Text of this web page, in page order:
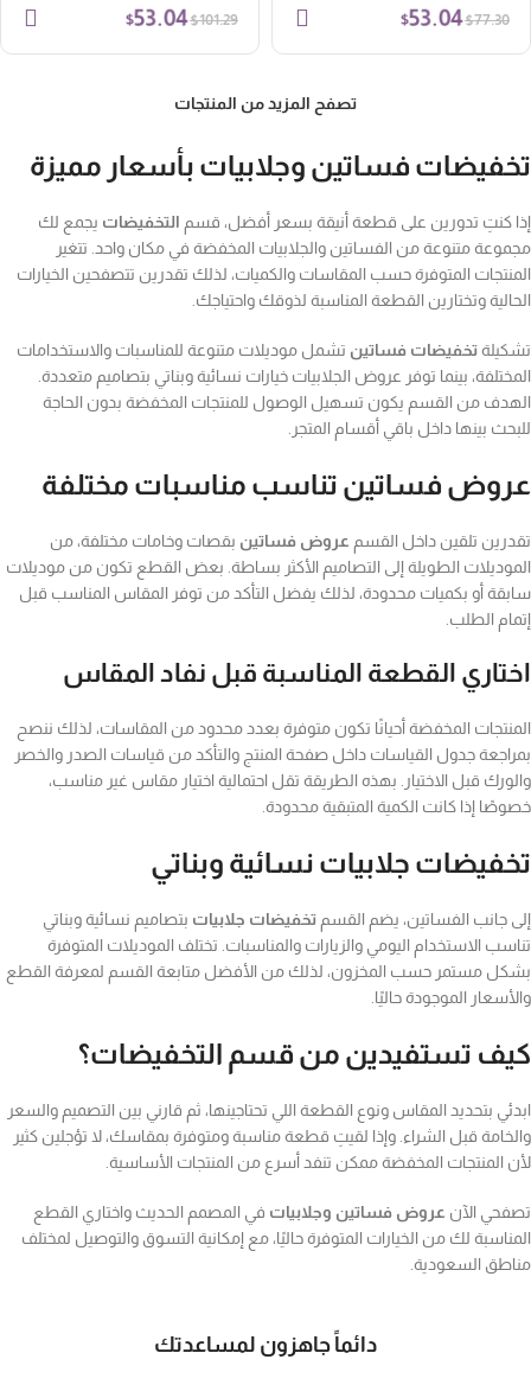
$77.30
$53.04
$101.29
$53.04
تصفح المزيد من المنتجات
فساتين وجلابيات بأسعار مميزة
كنتِ تدورين على قطعة أنيقة بسعر أفضل، قسمالتخفيضاتيجمع لك
متنوعة من الفساتين والجلابيات المخفضة في مكان واحد. تتغير
المتوفرة حسب المقاسات والكميات، لذلك تقدرين تتصفحين الخيارات
وتختارين القطعة المناسبة لذوقك واحتياجك.
تخفيضات فساتينتشمل موديلات متنوعة للمناسبات والاستخدامات
بينما توفر عروض الجلابيات خيارات نسائية وبناتي بتصاميم متعددة.
من القسم يكون تسهيل الوصول للمنتجات المخفضة بدون الحاجة
بينها داخل باقي أقسام المتجر.
فساتين تناسب مناسبات مختلفة
تلقين داخل القسمعروض فساتينبقصات وخامات مختلفة، من
الطويلة إلى التصاميم الأكثر بساطة. بعض القطع تكون من موديلات
أو بكميات محدودة، لذلك يفضل التأكد من توفر المقاس المناسب قبل
الطلب.
القطعة المناسبة قبل نفاد المقاس
المخفضة أحيانًا تكون متوفرة بعدد محدود من المقاسات، لذلك ننصح
جدول القياسات داخل صفحة المنتج والتأكد من قياسات الصدر والخصر
قبل الاختيار. بهذه الطريقة تقل احتمالية اختيار مقاس غير مناسب،
إذا كانت الكمية المتبقية محدودة.
جلابيات نسائية وبناتي
جانب الفساتين، يضم القسمتخفيضات جلابياتبتصاميم نسائية وبناتي
الاستخدام اليومي والزيارات والمناسبات. تختلف الموديلات المتوفرة
مستمر حسب المخزون، لذلك من الأفضل متابعة القسم لمعرفة القطع
الموجودة حاليًا.
تستفيدين من قسم التخفيضات؟
بتحديد المقاس ونوع القطعة اللي تحتاجينها، ثم قارني بين التصميم والسعر
قبل الشراء. وإذا لقيتِ قطعة مناسبة ومتوفرة بمقاسك، لا تؤجلين كثير
المنتجات المخفضة ممكن تنفد أسرع من المنتجات الأساسية.
الآنعروض فساتين وجلابياتفي المصمم الحديث واختاري القطع
لك من الخيارات المتوفرة حاليًا، مع إمكانية التسوق والتوصيل لمختلف
السعودية.
دائماً جاهزون لمساعدتك